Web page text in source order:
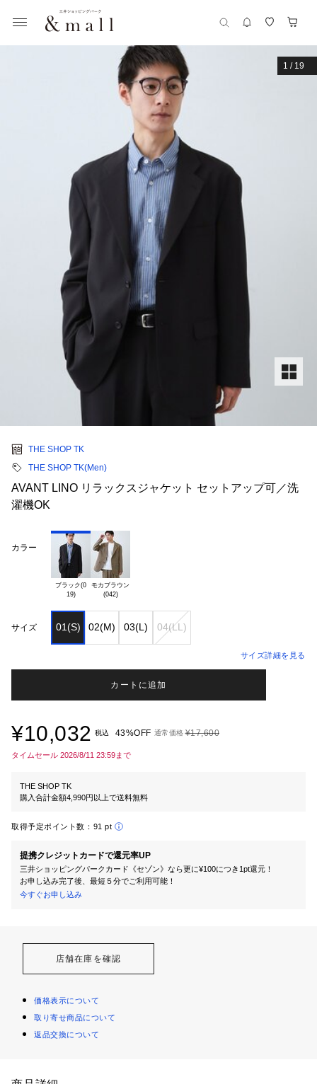
1 / 19
THE SHOP TK
THE SHOP TK(Men)
AVANT LINO リラックスジャケット セットアップ可／洗
濯機OK
カラー
ブラック(0
19)
モカブラウン
(042)
サイズ 01(S) 02(M) 03(L) 04(LL)
サイズ詳細を見る
カートに追加
¥10,032 税込 43%OFF 通常価格 ¥17,600
タイムセール 2026/8/11 23:59まで
THE SHOP TK
購入合計金額4,990円以上で送料無料
取得予定ポイント数： 91 pt
提携クレジットカードで還元率UP
三井ショッピングパークカード《セゾン》なら更に¥100につき1pt還元！
お申し込み完了後、最短５分でご利用可能！
今すぐお申し込み
店舗在庫を確認
価格表示について
取り寄せ商品について
返品交換について